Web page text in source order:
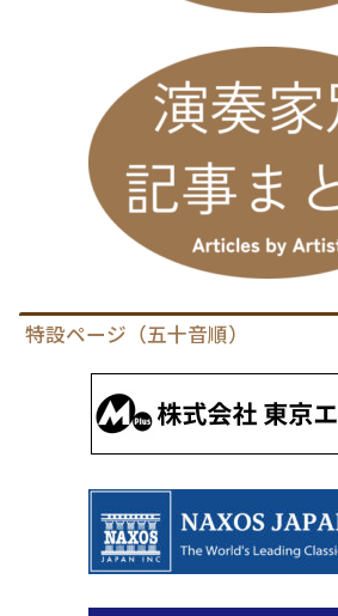
特設ページ（五十音順）